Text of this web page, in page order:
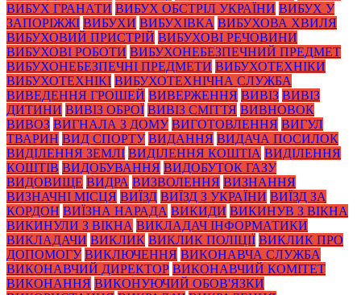
ВИБУХ ГРАНАТИ ВИБУХ ОБСТРІЛ УКРАЇНИ ВИБУХ У
ЗАПОРІЖЖІ ВИБУХИ ВИБУХІВКА ВИБУХОВА ХВИЛЯ
ВИБУХОВИЙ ПРИСТРІЙ ВИБУХОВІ РЕЧОВИНИ
ВИБУХОВІ РОБОТИ ВИБУХОНЕБЕЗПЕЧНИЙ ПРЕДМЕТ
ВИБУХОНЕБЕЗПЕЧНІ ПРЕДМЕТИ ВИБУХОТЕХНІКИ
ВИБУХОТЕХНІКІ ВИБУХОТЕХНІЧНА СЛУЖБА
ВИВЕДЕННЯ ГРОШЕЙ ВИВЕРЖЕННЯ ВИВІЗ ВИВІЗ
ДИТИНИ ВИВІЗ ОБРОЇ ВИВІЗ СМІТТЯ ВИВНОВОК
ВИВОЗ ВИГНАЛА З ДОМУ ВИГОТОВЛЕННЯ ВИГУЛ
ТВАРИН ВИД СПОРТУ ВИДАННЯ ВИДАЧА ПОСИЛОК
ВИДІЛЕННЯ ЗЕМЛІ ВИДІЛЕННЯ КОШТІА ВИДІЛЕННЯ
КОШТІВ ВИДОБУВАННЯ ВИДОБУТОК ГАЗУ
ВИДОВИЩЕ ВИДРА ВИЗВОЛЕННЯ ВИЗНАННЯ
ВИЗНАЧНІ МІСЦЯ ВИЇЗД ВИЇЗД З УКРАЇНИ ВИЇЗД ЗА
КОРДОН ВИЇЗНА НАРАДА ВИКИДИ ВИКИНУВ З ВІКНА
ВИКИНУЛИ З ВІКНА ВИКЛАДАЧ ІНФОРМАТИКИ
ВИКЛАДАЧИ ВИКЛИК ВИКЛИК ПОЛІЦІЇ ВИКЛИК ПРО
ДОПОМОГУ ВИКЛЮЧЕННЯ ВИКОНАВЧА СЛУЖБА
ВИКОНАВЧИЙ ДИРЕКТОР ВИКОНАВЧИЙ КОМІТЕТ
ВИКОНАННЯ ВИКОНУЮЧИЙ ОБОВ'ЯЗКИ